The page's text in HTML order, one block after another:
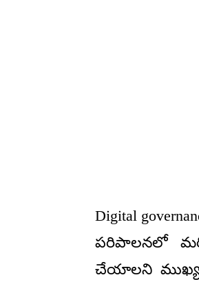
Digital
పరిపాలనలో
చేయాలని